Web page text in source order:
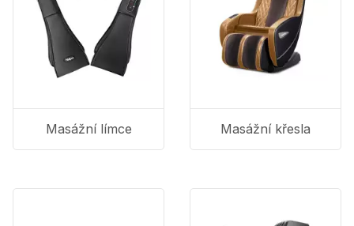
Masážní límce Masážní křesla